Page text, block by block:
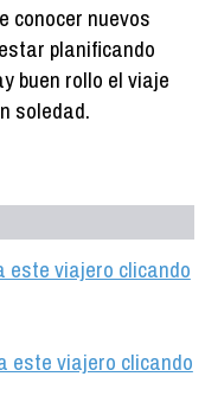
conocer nuevos
planificando
buen rollo el viaje
soledad.
este viajero clicando
este viajero clicando